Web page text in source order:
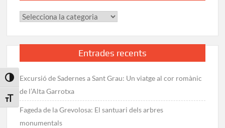
Toggle High Contrast
Toggle Font size
Categories
Entrades recents
Excursió de Sadernes a Sant Grau: Un viatge al cor romànic
de l’Alta Garrotxa
Fageda de la Grevolosa: El santuari dels arbres
monumentals